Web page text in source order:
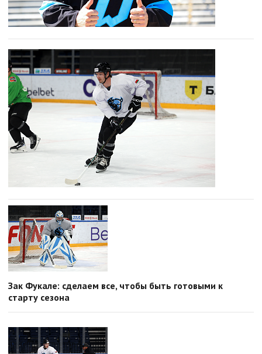
Зак Фукале: сделаем все, чтобы быть готовыми к
старту сезона